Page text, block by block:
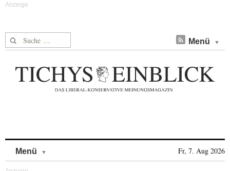
Suche nach: Menü
Menü Fr, 7. Aug 2026